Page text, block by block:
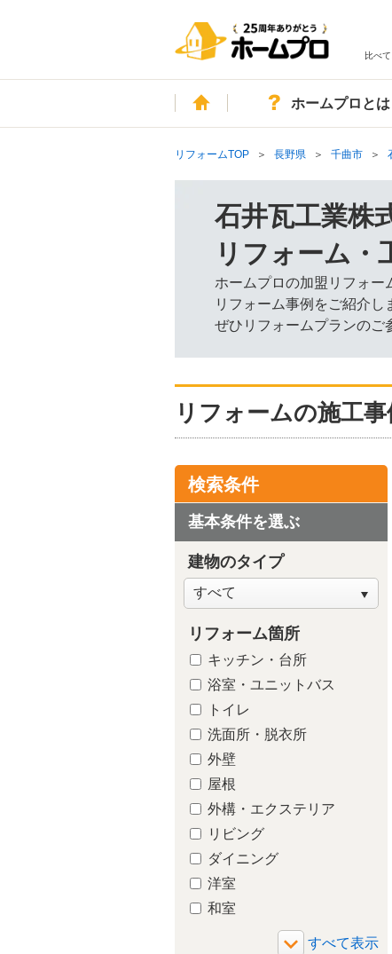
比べ
ホームホームプロとは
リフォームTOP 長野県 千曲市
石井瓦工業株
リフォーム・
ホームプロの加盟リフォー
リフォーム事例をご紹介し
ぜひリフォームプランのご
リフォームの施工
検索条件
基本条件を選ぶ
建物のタイプ
リフォーム箇所
キッチン・台所
浴室・ユニットバス
トイレ
洗面所・脱衣所
外壁
屋根
外構・エクステリア
リビング
ダイニング
洋室
和室